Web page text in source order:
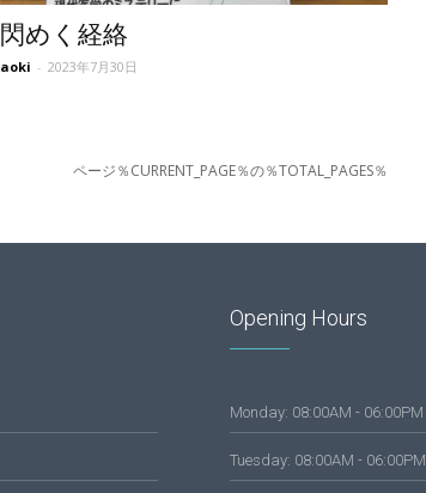
閃めく経絡
aoki - 2023年7月30日
ページ％CURRENT_PAGE％の％TOTAL_PAGES％
Opening Hours
Monday: 08:00AM - 06:00PM
Tuesday: 08:00AM - 06:00PM